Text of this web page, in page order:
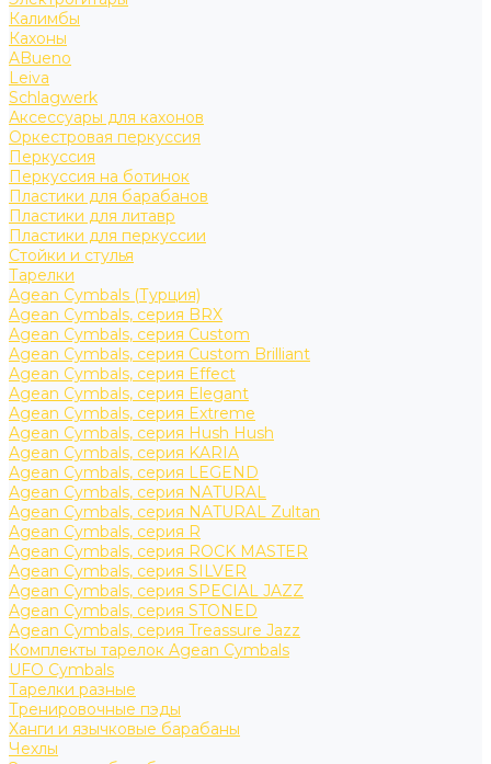
Калимбы
Кахоны
ABueno
Leiva
Schlagwerk
Аксессуары для кахонов
Оркестровая перкуссия
Перкуссия
Перкуссия на ботинок
Пластики для барабанов
Пластики для литавр
Пластики для перкуссии
Стойки и стулья
Тарелки
Agean Cymbals (Турция)
Agean Cymbals, серия BRX
Agean Cymbals, серия Custom
Agean Cymbals, серия Custom Brilliant
Agean Cymbals, серия Effect
Agean Cymbals, серия Elegant
Agean Cymbals, серия Extreme
Agean Cymbals, серия Hush Hush
Agean Cymbals, серия KARIA
Agean Cymbals, серия LEGEND
Agean Cymbals, серия NATURAL
Agean Cymbals, серия NATURAL Zultan
Agean Cymbals, серия R
Agean Cymbals, серия ROCK MASTER
Agean Cymbals, серия SILVER
Agean Cymbals, серия SPECIAL JAZZ
Agean Cymbals, серия STONED
Agean Cymbals, серия Treassure Jazz
Комплекты тарелок Agean Cymbals
UFO Cymbals
Тарелки разные
Тренировочные пэды
Ханги и язычковые барабаны
Чехлы